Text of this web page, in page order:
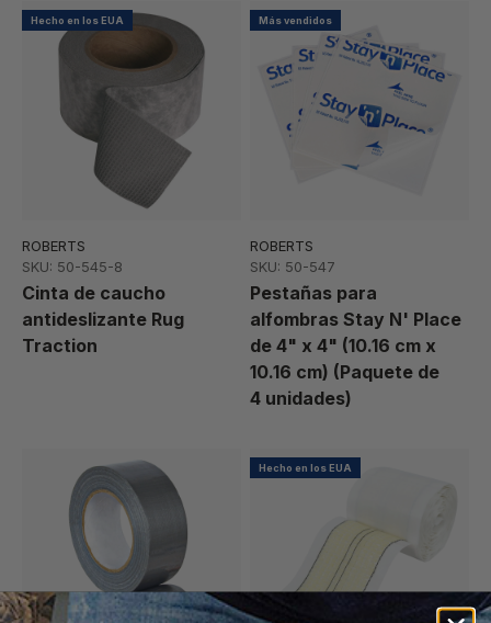
Hecho en los EUA
ROBERTS
SKU: 50-545-8
Cinta de caucho
antideslizante Rug
Traction
Más vendidos
ROBERTS
SKU: 50-547
Pestañas para
alfombras Stay N' Place
de 4" x 4" (10.16 cm x
10.16 cm) (Paquete de
4 unidades)
Hecho en los EUA